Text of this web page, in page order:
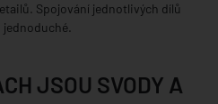
Spojování jednotlivých dílů
JSOU SVODY A